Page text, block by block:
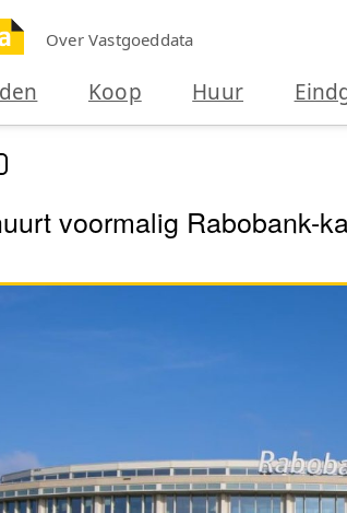
Over Vastgoeddata
Koop Huur
voormalig Rabobank-